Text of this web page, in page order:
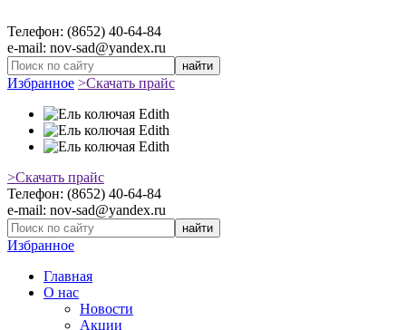
Телефон: (8652) 40-64-84
e-mail: nov-sad@yandex.ru
найти
Избранное >Скачать прайс
>Скачать прайс
Телефон: (8652) 40-64-84
e-mail: nov-sad@yandex.ru
найти
Избранное
Главная
О нас
Новости
Акции